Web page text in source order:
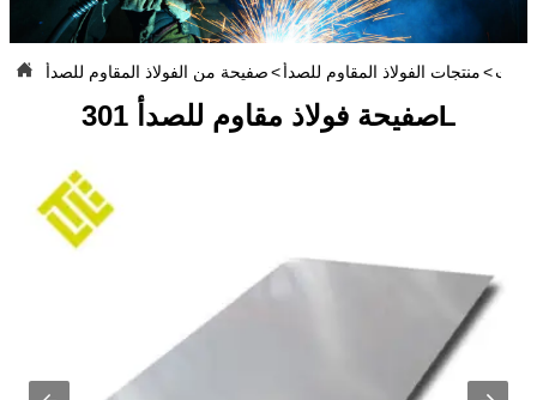
 >منتجات الفولاذ المقاوم للصدأ>صفيحة من الفولاذ المقاوم للصدأ
صفيحة فولاذ مقاوم للصدأ 301L